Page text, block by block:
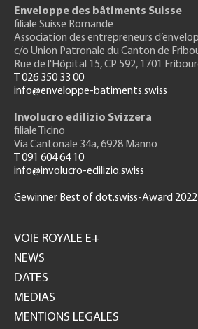
Enveloppe des bâtiments Suisse
filiale Suisse Romande
Association des entrepreneurs
c/o Union Patronale du Canton de
Rue de l'Hôpital 15, CP 592, 1701
T 026 350 33 00
info@enveloppe-batiments.swiss
Involucro edilizio Svizzera
filiale Ticino
Via Cantonale 34a, 6928 Manno
T 091 604 64 10
info@involucro-edilizio.swiss
Gewinner Best of dot.swiss-Award 2022
GH
VOIE ROYALE E+
NEWS
DATES
MEDIAS
MENTIONS LEGALES